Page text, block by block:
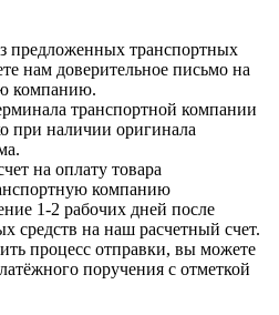
предложенных транспортных
нам доверительное письмо на
компанию.
транспортной компании
при наличии оригинала
на оплату товара
компанию
1-2 рабочих дней после
средств на наш расчетный счет.
процесс отправки, вы можете
поручения с отметкой